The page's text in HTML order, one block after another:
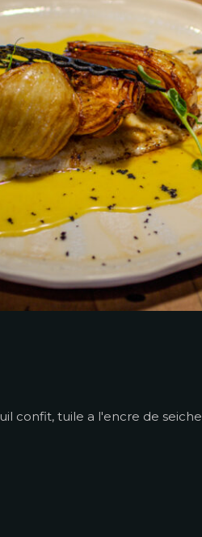
confit, tuile a l'encre de seiche